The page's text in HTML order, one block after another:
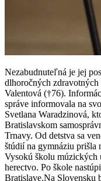
Nezabudnuteľná je jej
dlhoročných zdravotných
Valentová (†76).
správe informovala na
Svetlana Waradzinová,
Bratislavskom
Trnavy. Od detstva sa
štúdií na gymnáziu prišla
Vysokú školu múzických
herectvo. Po škole
Bratislave.Na Slovensku